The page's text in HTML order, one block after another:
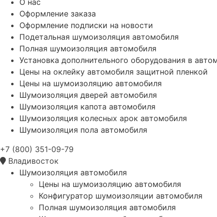
Оформление заказа
Оформление подписки на новости
Подетальная шумоизоляция автомобиля
Полная шумоизоляция автомобиля
Установка дополнительного оборудования в
Цены на оклейку автомобиля защитной пленкой
Цены на шумоизоляцию автомобиля
Шумоизоляция дверей автомобиля
Шумоизоляция капота автомобиля
Шумоизоляция колесных арок автомобиля
Шумоизоляция пола автомобиля
+7 (800) 351-09-79
Владивосток
Шумоизоляция автомобиля
Цены на шумоизоляцию автомобиля
Конфигуратор шумоизоляции автомобиля
Полная шумоизоляция автомобиля